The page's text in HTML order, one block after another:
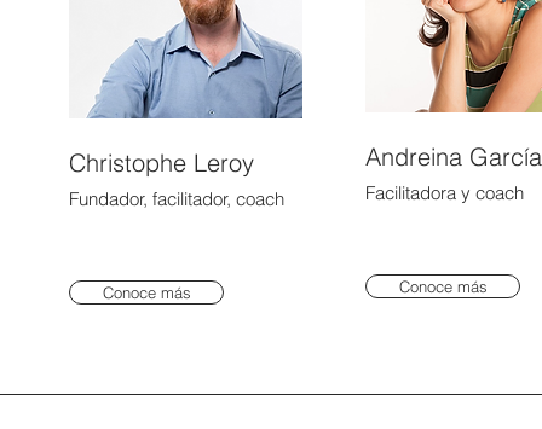
Christophe Leroy
Fundador, facilitador, coach
Conoce más
Andreina García
Facilitadora y coach
Conoce más